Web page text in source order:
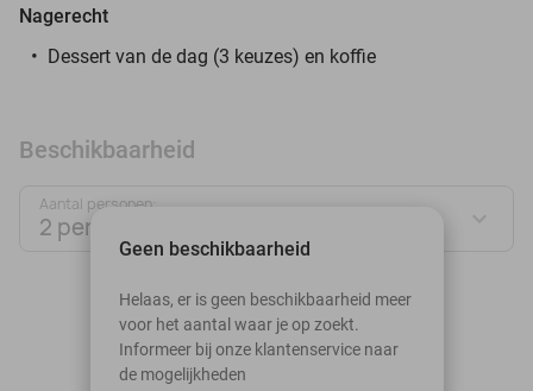
Nagerecht
Dessert van de dag (3 keuzes) en koffie
Beschikbaarheid
Aantal personen:
2 personen
augustus 2026
Ma
Di Wo Do Vr
Geen beschikbaarheid
Helaas, er is geen beschikbaarheid meer
voor het aantal waar je op zoekt.
Informeer bij onze klantenservice naar
de mogelijkheden